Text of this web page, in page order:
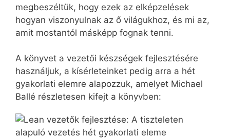
megbeszéltük, hogy ezek az elképzelések
hogyan viszonyulnak az ő világukhoz, és mi az,
amit mostantól másképp fognak tenni.
A könyvet a vezetői készségek fejlesztésére
használjuk, a kísérleteinket pedig arra a hét
gyakorlati elemre alapozzuk, amelyet Michael
Ballé részletesen kifejt a könyvben: